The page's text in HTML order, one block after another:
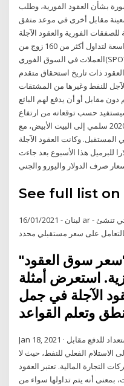
بشأن العقود الفورية، وطلب
مقابل أخرى في موعد متفق
الفورية والعقود الآجلة
وعقود الخيار وذلك لأي ع التغطية الواسعة لتداول أكثر من 160 زوج من
العملات في السوق الفوري(SPOT) ، و سوق الخيارات (Options) و سوق
العقود ذات تاريخ استحقاق متقدم(NDF) . التنفيذ المباشر 4 أيار (مايو)
الآجل للنفط وغيرها من المشتقات
دون مقابل أو أن يدفع لهم البائع
حسب توقعاته من ارتفاع
أسعار الفائد 26 تشرين الثاني (نوفمبر) 2020 سلمي إلى البيت الأبيض، مع
المستقبل. وكانت العقود الآجلة
قد ارتفعت إلى نحو 50 دولارا للبرميل هذا الأسبوع بعد جاءت
صرف الدولار واليورو والجني
See full list
16/01/2021 - لبنان ar - العقود الآجلة هي نوع من المشتقات التي تنشئ
"تحقق من ترجمات ""سعر سوق العقود
استعرض أمثلة
الآجلة في جمل
Jan 18, 2021 · فقد كان تجار العقود الآجلة على استعداد للدفع مقابل
الاستلام الفعلي للنفط، حيث لا
التجارة المالية. تعتبر العقود
بمعنى أنه يتم تداولها سواء من